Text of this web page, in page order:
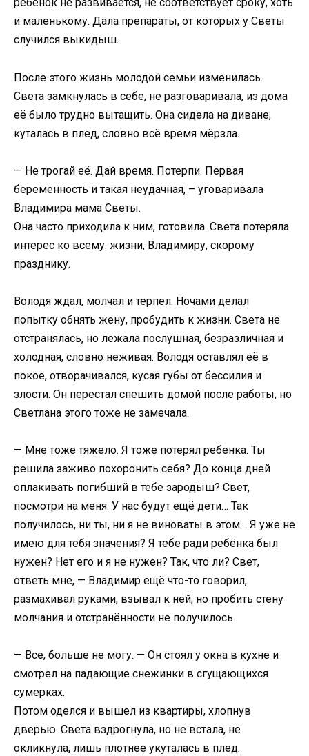
ребёнок не развивается, не соответствует сроку, хоть
и маленькому. Дала препараты, от которых у Светы
случился выкидыш.
После этого жизнь молодой семьи изменилась.
Света замкнулась в себе, не разговаривала, из дома
её было трудно вытащить. Она сидела на диване,
куталась в плед, словно всё время мёрзла.
— Не трогай её. Дай время. Потерпи. Первая
беременность и такая неудачная, – уговаривала
Владимира мама Светы.
Она часто приходила к ним, готовила. Света потеряла
интерес ко всему: жизни, Владимиру, скорому
празднику.
Володя ждал, молчал и терпел. Ночами делал
попытку обнять жену, пробудить к жизни. Света не
отстранялась, но лежала послушная, безразличная и
холодная, словно неживая. Володя оставлял её в
покое, отворачивался, кусая губы от бессилия и
злости. Он перестал спешить домой после работы, но
Светлана этого тоже не замечала.
— Мне тоже тяжело. Я тоже потерял ребенка. Ты
решила заживо похоронить себя? До конца дней
оплакивать погибший в тебе зародыш? Свет,
посмотри на меня. У нас будут ещё дети… Так
получилось, ни ты, ни я не виноваты в этом… Я уже не
имею для тебя значения? Я тебе ради ребёнка был
нужен? Нет его и я не нужен? Так, что ли? Свет,
ответь мне, — Владимир ещё что-то говорил,
размахивал руками, взывал к ней, но пробить стену
молчания и отстранённости не получилось.
— Все, больше не могу. — Он стоял у окна в кухне и
смотрел на падающие снежинки в сгущающихся
сумерках.
Потом оделся и вышел из квартиры, хлопнув
дверью. Света вздрогнула, но не встала, не
окликнула, лишь плотнее укуталась в плед.